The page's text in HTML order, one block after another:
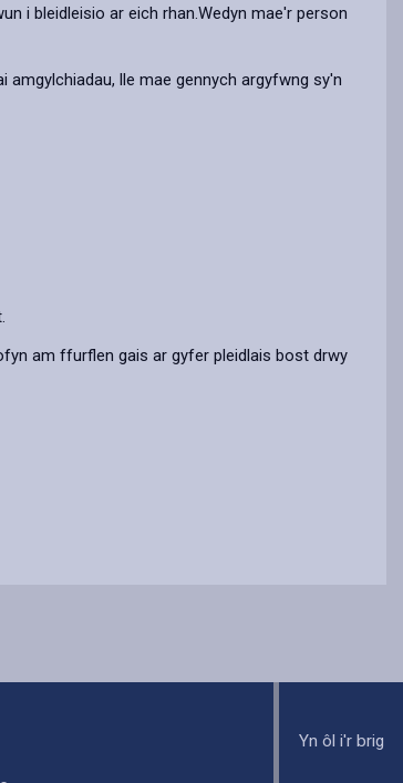
i bleidleisio ar eich rhan.Wedyn mae'r person
lle mae gennych argyfwng sy'n
am ffurflen gais ar gyfer pleidlais bost drwy
Yn ôl i'r brig